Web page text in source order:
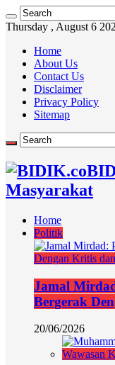
Thursday , August 6
Home
About Us
Contact Us
Disclaimer
Privacy Policy
Sitemap
Masyarakat
Home
Politik
Jamal
Bergerak
20/06/2026